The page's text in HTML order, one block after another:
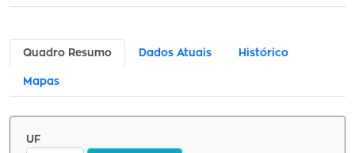
Quadro Resumo Dados Atuais Histórico
Mapas
UF